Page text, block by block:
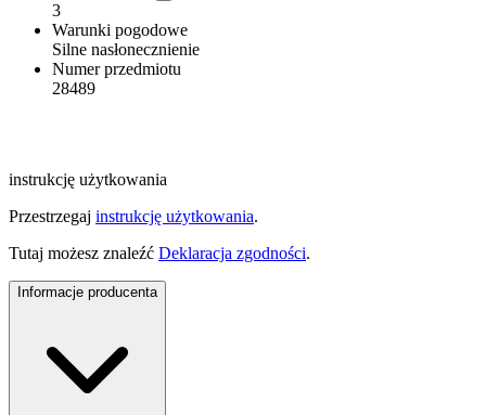
3
Warunki pogodowe
Silne nasłonecznienie
Numer przedmiotu
28489
instrukcję użytkowania
Przestrzegaj instrukcję użytkowania.
Tutaj możesz znaleźć Deklaracja zgodności.
Informacje producenta